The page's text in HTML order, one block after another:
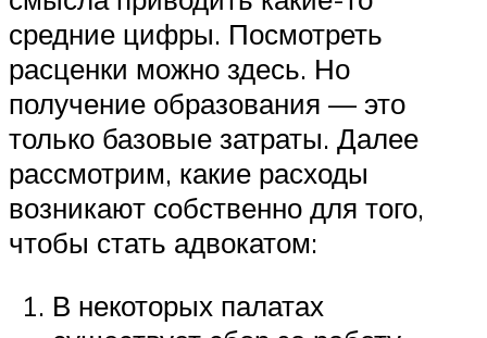
средние цифры. Посмотреть
расценки можно здесь. Но
получение образования — это
только базовые затраты. Далее
рассмотрим, какие расходы
возникают собственно для того,
чтобы стать адвокатом:
В некоторых палатах